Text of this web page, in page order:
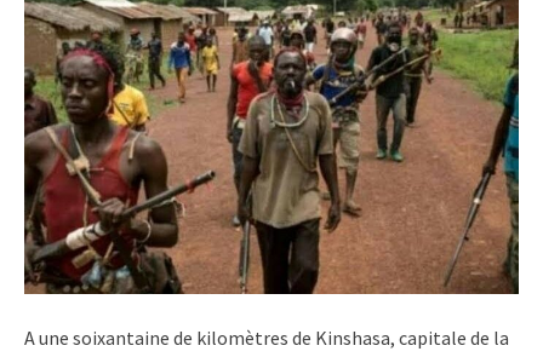
A une soixantaine de kilomètres de Kinshasa, capitale de la